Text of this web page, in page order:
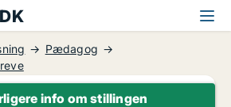
Pædagog
info om stillingen